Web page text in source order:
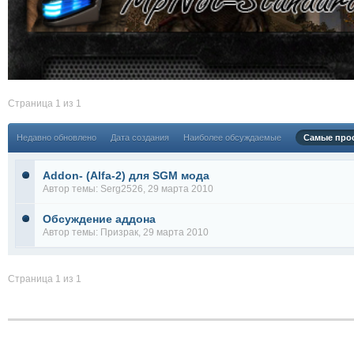
CBO6OgA: Вспомнил и ник и пароль от аккаунта... что бы
рассказы о сталкерах. Чорт подери... сколько лет,
Страница 1 из 1
Недавно обновлено Дата создания Наиболее обсуждаемые Самые
Addon- (Alfa-2) для SGM мода
Автор темы: Serg2526 , 29 марта 2010
Обсуждение аддона
Автор темы: Призрак , 29 марта 2010
Страница 1 из 1